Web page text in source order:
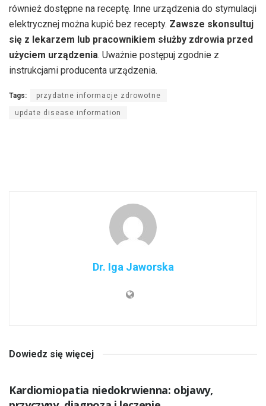
również dostępne na receptę. Inne urządzenia do stymulacji
elektrycznej można kupić bez recepty. Zawsze skonsultuj
się z lekarzem lub pracownikiem służby zdrowia przed
użyciem urządzenia. Uważnie postępuj zgodnie z
instrukcjami producenta urządzenia.
Tags: przydatne informacje zdrowotne
update disease information
Dr. Iga Jaworska
Dowiedz się więcej
Kardiomiopatia niedokrwienna: objawy,